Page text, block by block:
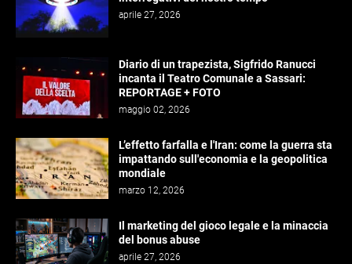
aprile 27, 2026
Diario di un trapezista, Sigfrido Ranucci
incanta il Teatro Comunale a Sassari:
REPORTAGE + FOTO
maggio 02, 2026
L’effetto farfalla e l'Iran: come la guerra sta
impattando sull'economia e la geopolitica
mondiale
marzo 12, 2026
Il marketing del gioco legale e la minaccia
del bonus abuse
aprile 27, 2026